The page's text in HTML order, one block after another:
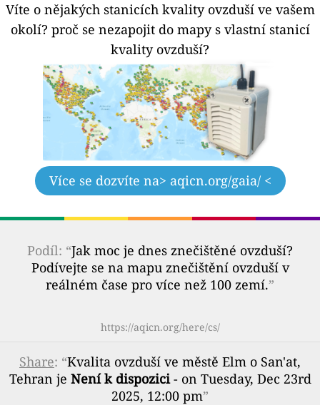
Víte o nějakých stanicích kvality ovzduší ve vašem
okolí? proč se nezapojit do mapy s vlastní stanicí
kvality ovzduší?
Více se dozvíte na> aqicn.org/gaia/ <
Podíl: “Jak moc je dnes znečištěné ovzduší?
Podívejte se na mapu znečištění ovzduší v
reálném čase pro více než 100 zemí.”
https://aqicn.org/here/cs/
Share: “Kvalita ovzduší ve městě Elm o San'at,
Tehran je Není k dispozici- on Tuesday, Dec 23rd
2025, 12:00 pm”